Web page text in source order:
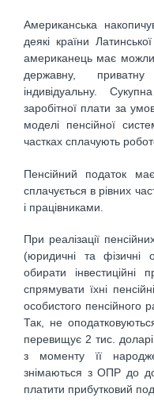
Американська
деякі країни
американець має
державну,
індивідуальну.
заробітної плати за
моделі пенсійної
частках сплачують
Пенсійний податок
сплачується в рівних
і працівниками.
При реалізації
(юридичні та фізичні
обирати інвестиційні
спрямувати їхні
особистого пенсійного
Так, не
перевищує 2 тис.
з моменту її
знімаються з ОПР до
платити прибутковий